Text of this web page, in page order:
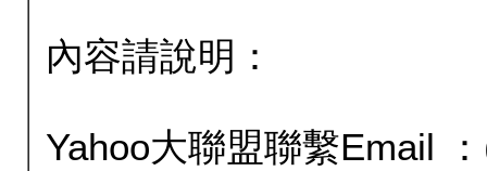
內容請說明：
Yahoo大聯盟聯繫Email